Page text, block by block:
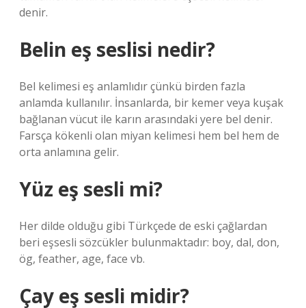
denir.
Belin eş seslisi nedir?
Bel kelimesi eş anlamlıdır çünkü birden fazla
anlamda kullanılır. İnsanlarda, bir kemer veya kuşak
bağlanan vücut ile karın arasındaki yere bel denir.
Farsça kökenli olan miyan kelimesi hem bel hem de
orta anlamına gelir.
Yüz eş sesli mi?
Her dilde olduğu gibi Türkçede de eski çağlardan
beri eşsesli sözcükler bulunmaktadır: boy, dal, don,
ög, feather, age, face vb.
Çay eş sesli midir?